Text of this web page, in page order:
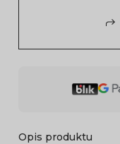
Opis produktu